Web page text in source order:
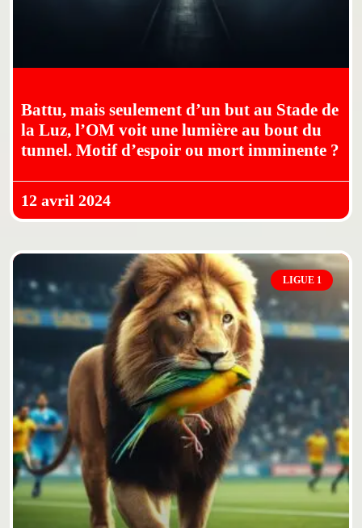
Battu, mais seulement d’un but au Stade de
la Luz, l’OM voit une lumière au bout du
tunnel. Motif d’espoir ou mort imminente ?
12 avril 2024
LIGUE 1